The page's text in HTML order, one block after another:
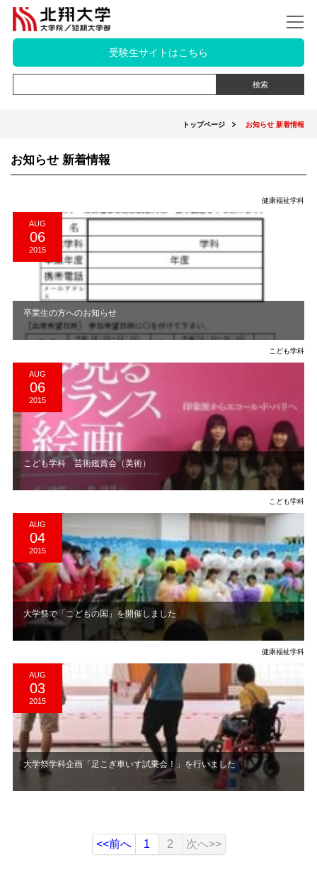
受験生サイトはこちら
トップページ お知らせ 新着情報
お知らせ 新着情報
健康福祉学科
AUG
06
2015
卒業生の方へのお知らせ
こども学科
AUG
06
2015
こども学科 芸術鑑賞会（美術）
こども学科
AUG
04
2015
大学祭で「こどもの国」を開催しました
健康福祉学科
AUG
03
2015
大学祭学科企画「足こぎ車いす試乗会！」を行いました
<<前へ 1 2 次へ>>